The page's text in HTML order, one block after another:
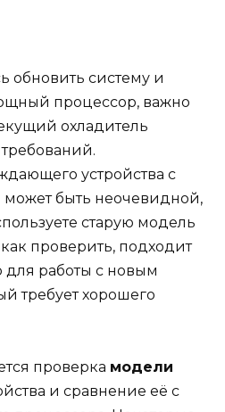
обновить систему и
процессор, важно
охладитель
устройства с
быть неочевидной,
старую модель
проверить, подходит
для работы с новым
требует хорошего
проверка модели
и сравнение её с